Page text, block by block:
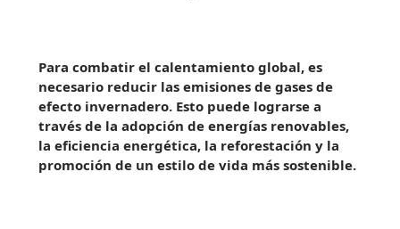
Para combatir el calentamiento global, es
necesario reducir las emisiones de gases de
efecto invernadero. Esto puede lograrse a
través de la adopción de energías renovables,
la eficiencia energética, la reforestación y la
promoción de un estilo de vida más sostenible.